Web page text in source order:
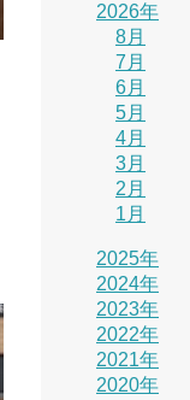
2026年
8月
7月
6月
5月
4月
3月
2月
1月
2025年
2024年
2023年
2022年
2021年
2020年